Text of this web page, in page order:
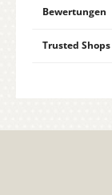
Bewertungen
Trusted